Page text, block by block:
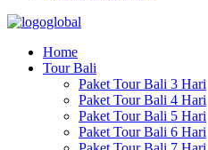
Home
Tour Bali
Paket Tour Bali 3 Hari
Paket Tour Bali 4 Hari
Paket Tour Bali 5 Hari
Paket Tour Bali 6 Hari